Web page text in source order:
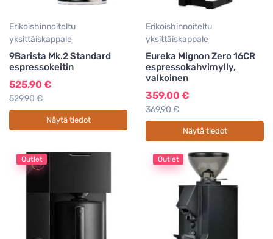
Erikoishinnoiteltu
yksittäiskappale
9Barista Mk.2 Standard
espressokeitin
525,90 €
529,90 €
Näytä tiedot
Erikoishinnoiteltu
yksittäiskappale
Eureka Mignon Zero 16CR
espressokahvimylly,
valkoinen
359,00 €
369,90 €
Näytä tiedot
Outlet Outlet